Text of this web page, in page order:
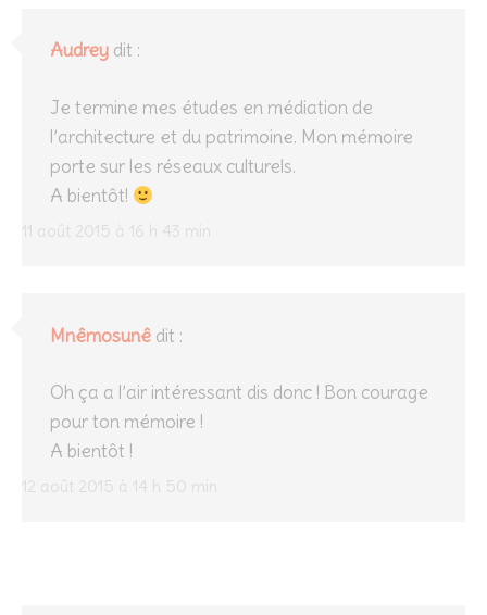
Audrey dit :
11 août 2015 à 16 h 43 min
Je termine mes études en médiation de
l’architecture et du patrimoine. Mon mémoire
porte sur les réseaux culturels.
A bientôt!
Mnêmosunê dit :
12 août 2015 à 14 h 50 min
Oh ça a l’air intéressant dis donc ! Bon courage
pour ton mémoire !
A bientôt !